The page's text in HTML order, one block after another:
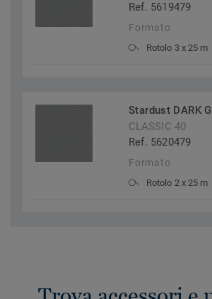
Ref. 5619479
Formato
Rotolo 3 x 25 m
Stardust DARK
CLASSIC 40
Ref. 5620479
Formato
Rotolo 2 x 25 m